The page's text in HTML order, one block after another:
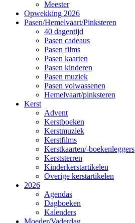
Meester
Opwekking 2026
Pasen/Hemelvaart/Pinksteren
40 dagentijd
Pasen cadeaus
Pasen films
Pasen kaarten
Pasen kinderen
Pasen muziek
Pasen volwassenen
Hemelvaart/pinksteren
Kerst
Advent
Kerstboeken
Kerstmuziek
Kerstfilms
Kerstkaarten/-boekenleggers
Kerststerren
Kinderkerstartikelen
Overige kerstartikelen
2026
Agendas
Dagboeken
Kalenders
Moeder/Vaderdag